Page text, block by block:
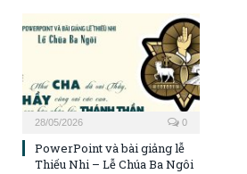
28/05/2026 0
PowerPoint và bài giảng lễ
Thiếu Nhi – Lễ Chúa Ba Ngôi